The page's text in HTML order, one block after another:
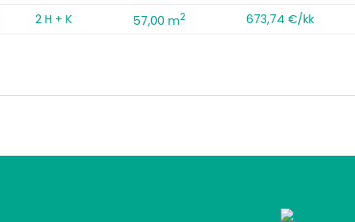
2 H + K 57,00 m2 673,74 €/kk